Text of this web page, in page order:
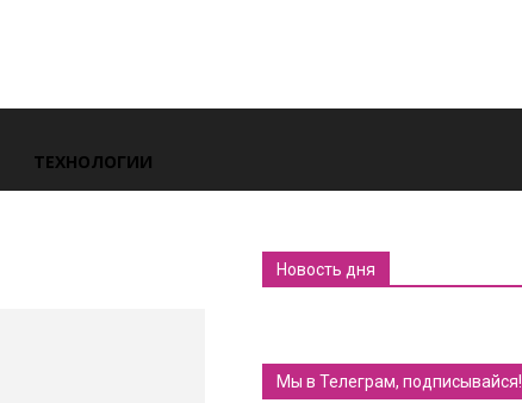
ТЕХНОЛОГИИ
Новость дня
Мы в Телеграм, подписывайся!